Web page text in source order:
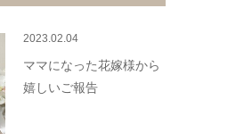
2023.02.04
ママになった花嫁様から
嬉しいご報告